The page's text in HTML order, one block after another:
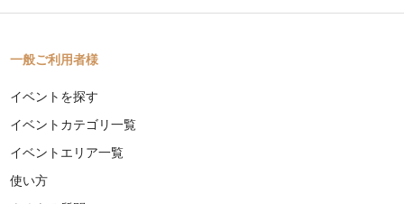
一般ご利用者様
イベントを探す
イベントカテゴリ一覧
イベントエリア一覧
使い方